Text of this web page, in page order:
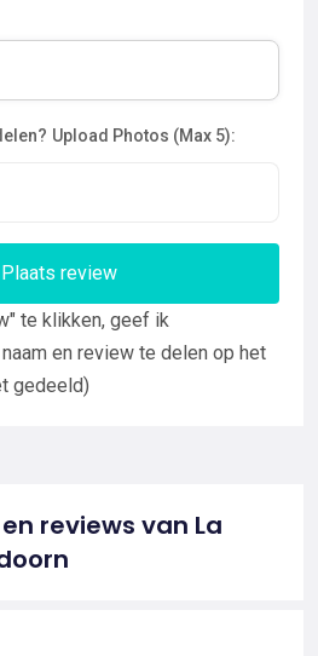
Upload Photos (Max 5):
Plaats review
te klikken, geef ik
en review te delen op het
gedeeld)
reviews van La